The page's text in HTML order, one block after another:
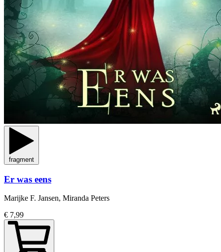
fragment
Er was eens
Marijke F. Jansen, Miranda Peters
€ 7,99